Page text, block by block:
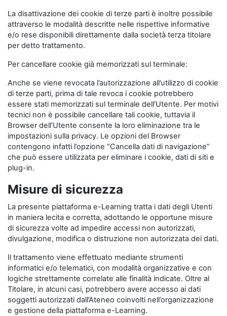
La disattivazione dei cookie di terze parti è inoltre possibile
attraverso le modalità descritte nelle rispettive informative
e/o rese disponibili direttamente dalla società terza titolare
per detto trattamento.
Per cancellare cookie già memorizzati sul terminale:
Anche se viene revocata l’autorizzazione all’utilizzo di cookie
di terze parti, prima di tale revoca i cookie potrebbero
essere stati memorizzati sul terminale dell’Utente. Per motivi
tecnici non è possibile cancellare tali cookie, tuttavia il
Browser dell’Utente consente la loro eliminazione tra le
impostazioni sulla privacy. Le opzioni del Browser
contengono infatti l’opzione “Cancella dati di navigazione”
che può essere utilizzata per eliminare i cookie, dati di siti e
plug-in.
Misure di sicurezza
La presente piattaforma e-Learning tratta i dati degli Utenti
in maniera lecita e corretta, adottando le opportune misure
di sicurezza volte ad impedire accessi non autorizzati,
divulgazione, modifica o distruzione non autorizzata dei dati.
Il trattamento viene effettuato mediante strumenti
informatici e/o telematici, con modalità organizzative e con
logiche strettamente correlate alle finalità indicate. Oltre al
Titolare, in alcuni casi, potrebbero avere accesso ai dati
soggetti autorizzati dall’Ateneo coinvolti nell’organizzazione
e gestione della piattaforma e-Learning.